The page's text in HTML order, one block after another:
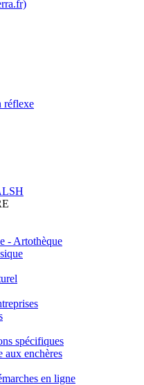
réflexe
- Artothèque
spécifiques
aux enchères
en ligne